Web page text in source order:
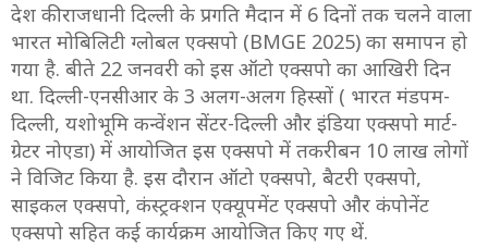
देश की राजधानी दिल्ली के प्रगति मैदान में 6 दिनों तक चलने वाला
भारत मोबिलिटी ग्लोबल एक्सपो (BMGE 2025) का समापन हो
गया है. बीते 22 जनवरी को इस ऑटो एक्सपो का आखिरी दिन
था. दिल्ली-एनसीआर के 3 अलग-अलग हिस्सों ( भारत मंडपम-
दिल्ली, यशोभूमि कन्वेंशन सेंटर-दिल्ली और इंडिया एक्सपो मार्ट-
ग्रेटर नोएडा) में आयोजित इस एक्सपो में तकरीबन 10 लाख लोगों
ने विजिट किया है. इस दौरान ऑटो एक्सपो, बैटरी एक्सपो,
साइकल एक्सपो, कंस्ट्रक्शन एक्यूपमेंट एक्सपो और कंपोनेंट
एक्सपो सहित कई कार्यक्रम आयोजित किए गए थें.